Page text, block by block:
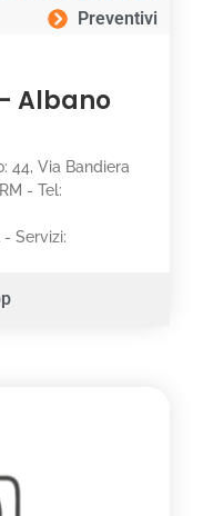
Preventivi
Albano
44, Via Bandiera
- Tel:
Servizi: